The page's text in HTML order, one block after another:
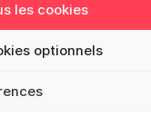
les cookies
optionnels